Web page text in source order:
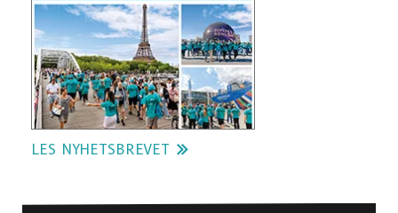
LES NYHETSBREVET